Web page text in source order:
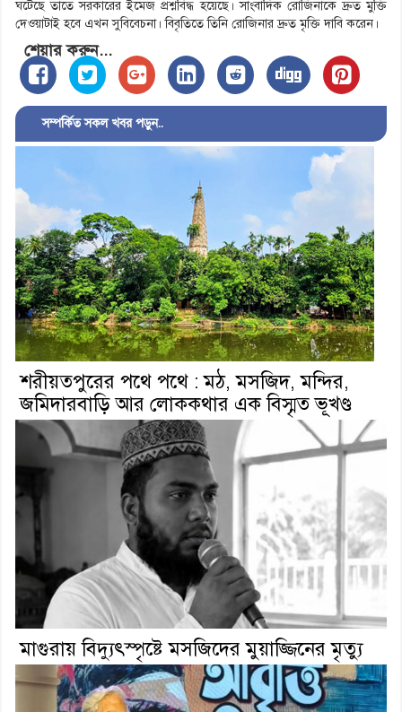
ঘটেছে তাতে সরকারের ইমেজ প্রশ্নবিদ্ধ হয়েছে। সাংবাদিক রোজিনাকে দ্রুত মুক্তি
দেওয়াটাই হবে এখন সুবিবেচনা। বিবৃতিতে তিনি রোজিনার দ্রুত মৃক্তি দাবি করেন।
শেয়ার করুন...
সম্পর্কিত সকল খবর পড়ুন..
শরীয়তপুরের পথে পথে : মঠ, মসজিদ, মন্দির,
জমিদারবাড়ি আর লোককথার এক বিস্মৃত ভূখণ্ড
মাগুরায় বিদ্যুৎস্পৃষ্টে মসজিদের মুয়াজ্জিনের মৃত্যু